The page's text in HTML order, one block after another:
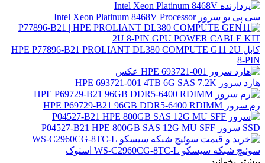
سی پی یو سرور Intel Xeon Platinum 8468V Processor
کابل HPE P77896-B21 PROLIANT DL380 COMPUTE G11 2U
8-PIN
هارد سرور HPE 693721-001 4TB 6G SAS 7.2K
رم سرور HPE P69729-B21 96GB DDR5-6400 RDIMM
SSD سرور P04527-B21 HPE 800GB SAS 12G MU SFF
سوئیچ شبکه سیسکو WS-C2960CG-8TC-L استوک